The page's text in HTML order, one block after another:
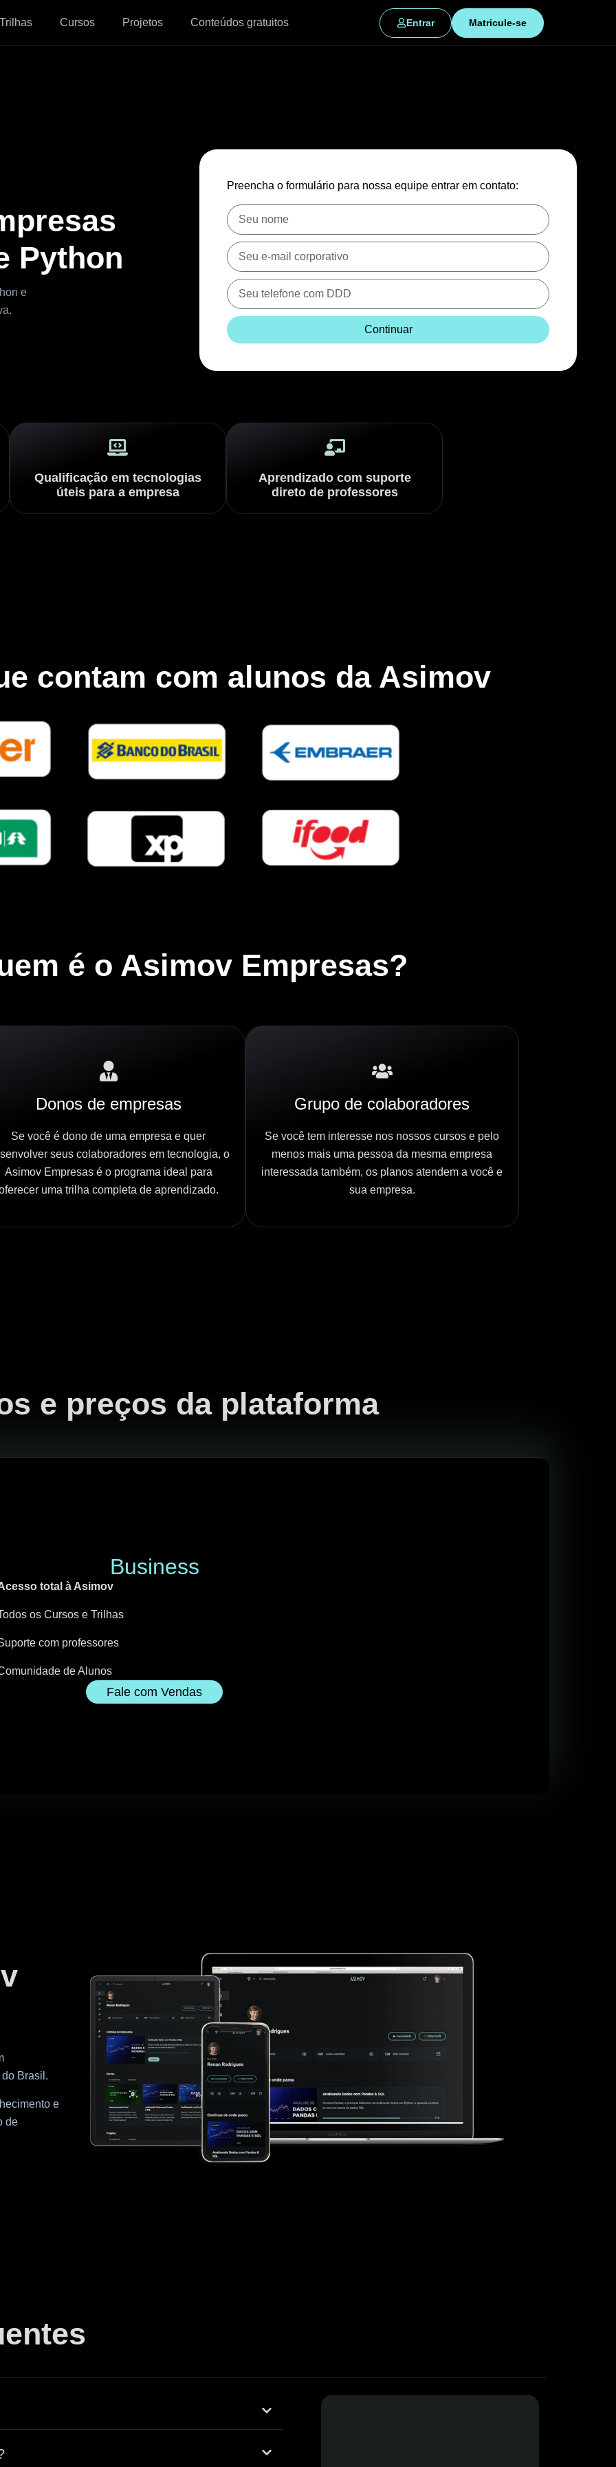
Cursos Projetos Conteúdos gratuitos Entrar Matricule-se
Python
e
Preencha o formulário para nossa equipe entrar em contato:
Continuar
Qualificação em tecnologias
úteis para a empresa
Aprendizado com suporte
direto de professores
contam com alunos da Asimov
é o Asimov Empresas?
Donos de empresas
Se você é dono de uma empresa e quer
seus colaboradores em tecnologia, o
Asimov Empresas é o programa ideal para
uma trilha completa de aprendizado.
Grupo de colaboradores
Se você tem interesse nos nossos cursos e pelo
menos mais uma pessoa da mesma empresa
interessada também, os planos atendem a você e
sua empresa.
e preços da plataforma
Business
total à Asimov
os Cursos e Trilhas
com professores
de Alunos
Fale com Vendas
Brasil.
e
de